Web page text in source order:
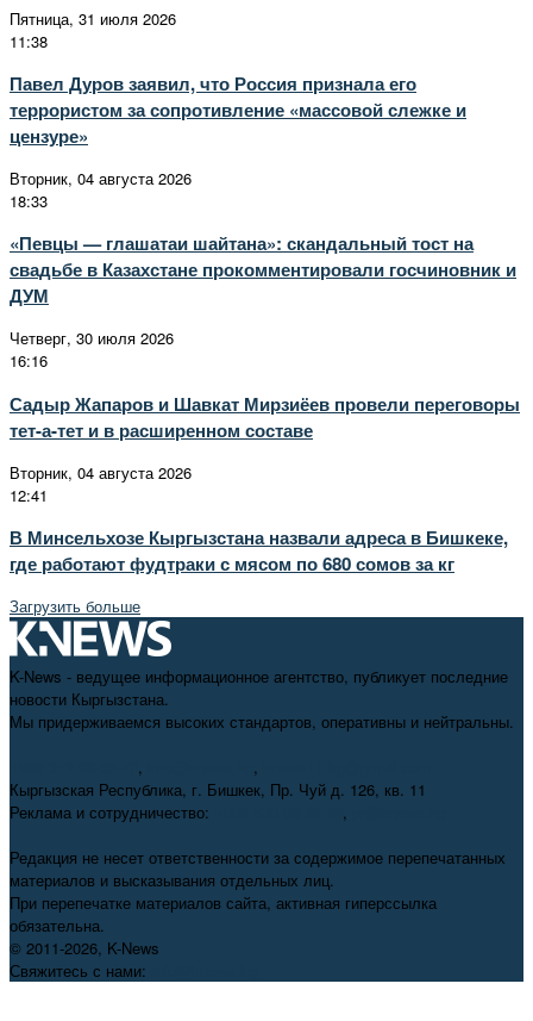
Пятница, 31 июля 2026
11:38
Павел Дуров заявил, что Россия признала его
террористом за сопротивление «массовой слежке и
цензуре»
Вторник, 04 августа 2026
18:33
«Певцы — глашатаи шайтана»: скандальный тост на
свадьбе в Казахстане прокомментировали госчиновник и
ДУМ
Четверг, 30 июля 2026
16:16
Садыр Жапаров и Шавкат Мирзиёев провели переговоры
тет-а-тет и в расширенном составе
Вторник, 04 августа 2026
12:41
В Минсельхозе Кыргызстана назвали адреса в Бишкеке,
где работают фудтраки с мясом по 680 сомов за кг
Загрузить больше
K-News - ведущее информационное агентство, публикует последние
новости Кыргызстана.
Мы придерживаемся высоких стандартов, оперативны и нейтральны.
, ,
Кыргызская Республика, г. Бишкек, Пр. Чуй д. 126, кв. 11
Реклама и сотрудничество:
,
Редакция не несет ответственности за содержимое перепечатанных
материалов и высказывания отдельных лиц.
При перепечатке материалов сайта, активная гиперссылка
обязательна.
© 2011-2026, K-News
Свяжитесь с нами: